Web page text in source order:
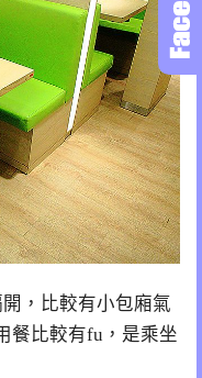
，比較有小包廂氣
餐比較有fu，是乘坐